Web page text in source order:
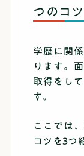
つのコツ
学歴に関
ります。
取得をし
す。
ここでは
コツを3つ